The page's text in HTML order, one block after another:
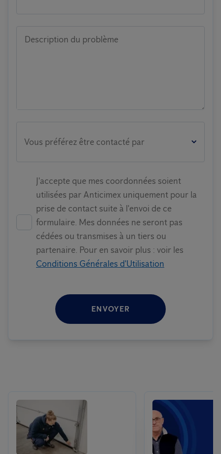
Description du problème
Vous préférez être contacté par
J'accepte que mes coordonnées soient
utilisées par Anticimex uniquement pour la
prise de contact suite à l'envoi de ce
formulaire. Mes données ne seront pas
cédées ou transmises à un tiers ou
partenaire. Pour en savoir plus : voir les
Conditions Générales d'Utilisation
ENVOYER